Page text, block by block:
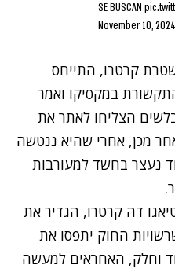
SE BUSCAN
November 10, 2024
קרטרו, התייחס
במקסיקו ואמר
נרצחו. בלשים הצליחו לאתר את
מכן, אחרי שהיא ננטשה
נעצר בחשד למעורבות
דה קרטרו, הגדיר את
החוק יתפסו את
וחלק, האחראים למעשה